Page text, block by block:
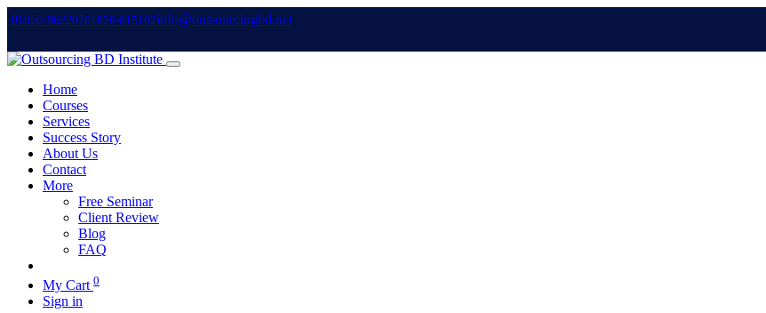
01950-96220701828-015102info@outsourcingbd.net
Home
Courses
Services
Success Story
About Us
Contact
More
Free Seminar
Client Review
Blog
FAQ
My Cart 0
Sign in